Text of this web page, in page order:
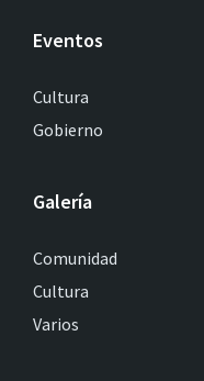
Eventos
Cultura
Gobierno
Galería
Comunidad
Cultura
Varios